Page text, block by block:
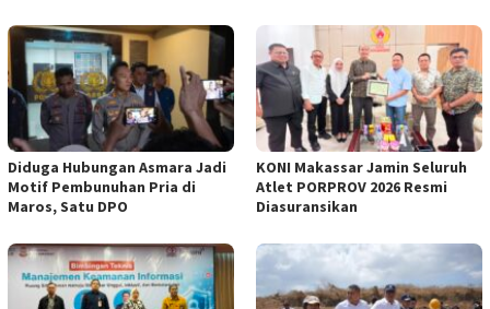
Diduga Hubungan Asmara Jadi
Motif Pembunuhan Pria di
Maros, Satu DPO
KONI Makassar Jamin Seluruh
Atlet PORPROV 2026 Resmi
Diasuransikan